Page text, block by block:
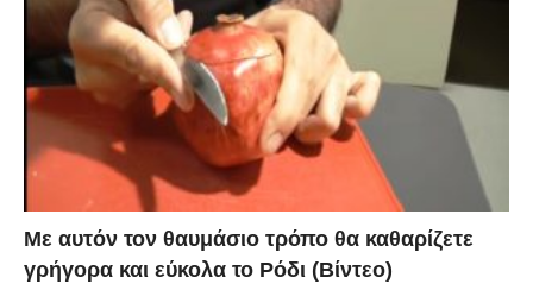
Με αυτόν τον θαυμάσιο τρόπο θα καθαρίζετε
γρήγορα και εύκολα το Ρόδι (Βίντεο)